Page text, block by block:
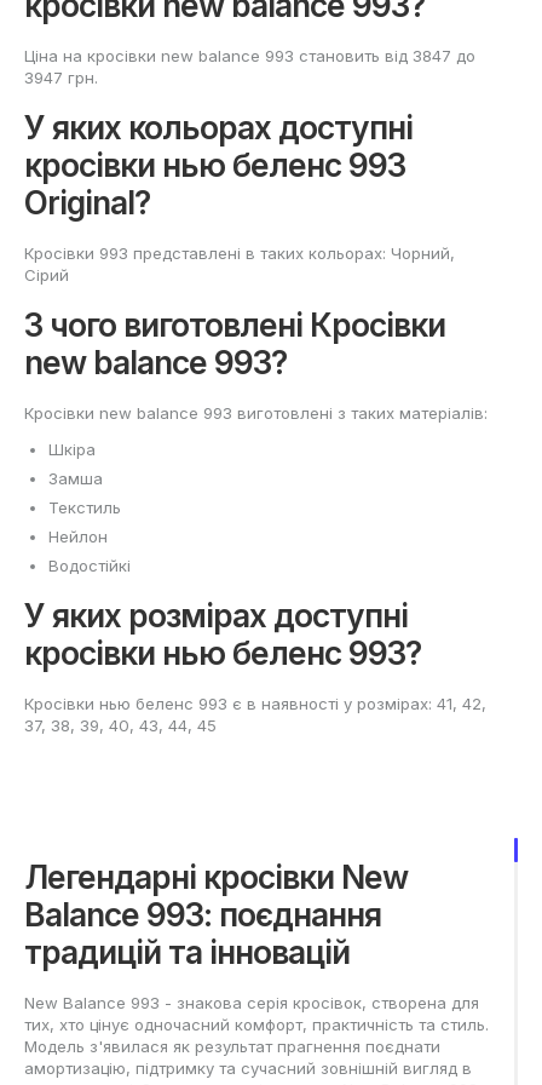
Ціна на кросівки new balance 993 становить від 3847 до
3947 грн.
У яких кольорах доступні
кросівки нью беленс 993
Original?
Кросівки 993 представлені в таких кольорах: Чорний,
Сірий
З чого виготовлені Кросівки
new balance 993?
Кросівки new balance 993 виготовлені з таких матеріалів:
Шкіра
Замша
Текстиль
Нейлон
Водостійкі
У яких розмірах доступні
кросівки нью беленс 993?
Кросівки нью беленс 993 є в наявності у розмірах: 41, 42,
37, 38, 39, 40, 43, 44, 45
Легендарні кросівки New
Balance 993: поєднання
традицій та інновацій
New Balance 993 - знакова серія кросівок, створена для
тих, хто цінує одночасний комфорт, практичність та стиль.
Модель з'явилася як результат прагнення поєднати
амортизацію, підтримку та сучасний зовнішній вигляд в